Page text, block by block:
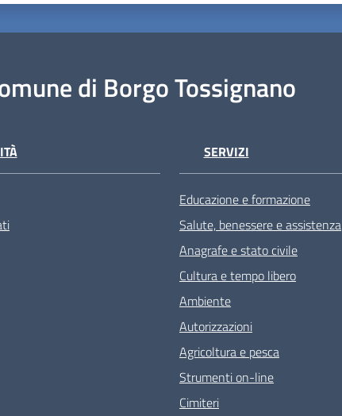
di Borgo Tossignano
SERVIZI
Educazione e formazione
Salute, benessere e assistenza
Anagrafe e stato civile
Cultura e tempo libero
Ambiente
Autorizzazioni
Agricoltura e pesca
Strumenti on-line
Cimiteri